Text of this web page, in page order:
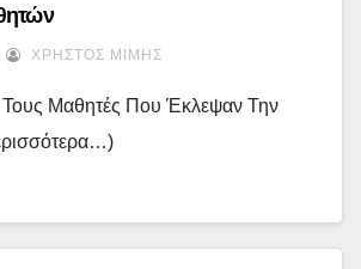
ΧΡΉΣΤΟΣ ΜΊΜΗΣ
Μαθητές Που Έκλεψαν Την